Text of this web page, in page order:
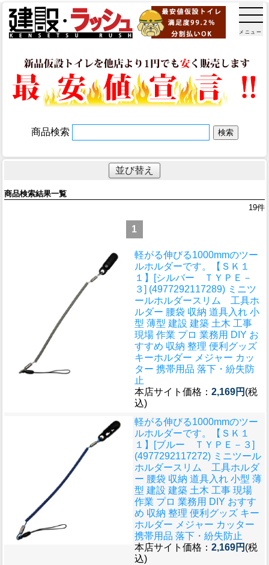
メニュー
商品検索
並び替え
商品検索結果一覧
19件
1
軽がる伸びる1000mmのツー
ルホルダーです。
【ＳＫ１
１】[シルバー ＴＹＰＥ－
３] (4977292117289) ミニツ
ールホルダースリム 工具ホ
ルダー 腰袋 収納 道具入れ 小
型 薄型 建設 建築 土木 工事
現場 作業 プロ 業務用 DIY お
すすめ 収納 整理 便利グッズ
キーホルダー メジャー カッ
ター 携帯用品 落下・紛失防
止
本店サイト価格： 2,169円 (税
込)
軽がる伸びる1000mmのツー
ルホルダーです。
【ＳＫ１
１】[ブルー ＴＹＰＥ－３]
(4977292117272) ミニツール
ホルダースリム 工具ホルダ
ー 腰袋 収納 道具入れ 小型 薄
型 建設 建築 土木 工事 現場
作業 プロ 業務用 DIY おすす
め 収納 整理 便利グッズ キー
ホルダー メジャー カッター
携帯用品 落下・紛失防止
本店サイト価格： 2,169円 (税
込)